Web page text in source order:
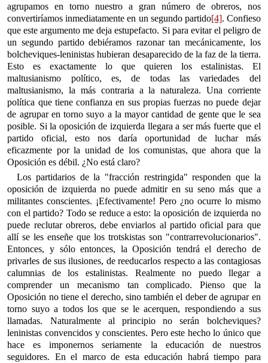
agrupamos en torno nuestro a gran número de obreros, nos
convertiríamos inmediatamente en un segundo partido[4]. Confieso
que este argumento me deja estupefacto. Si para evitar el peligro de
un segundo partido debiéramos razonar tan mecánicamente, los
bolcheviques-leninistas hubieran desaparecido de la faz de la tierra.
Esto es exactamente lo que quieren los estalinistas. El
maltusianismo político, es, de todas las variedades del
maltusianismo, la más contraria a la naturaleza. Una corriente
política que tiene confianza en sus propias fuerzas no puede dejar
de agrupar en torno suyo a la mayor cantidad de gente que le sea
posible. Si la oposición de izquierda llegara a ser más fuerte que el
partido oficial, esto nos daría oportunidad de luchar más
eficazmente por la unidad de los comunistas, que ahora que la
Oposición es débil. ¿No está claro?
Los partidarios de la "fracción restringida" responden que la
oposición de izquierda no puede admitir en su seno más que a
militantes conscientes. ¡Efectivamente! Pero ¿no ocurre lo mismo
con el partido? Todo se reduce a esto: la oposición de izquierda no
puede reclutar obreros, debe enviarlos al partido oficial para que
allí se les enseñe que los trotskistas son "contrarrevolucionarios".
Entonces, y sólo entonces, la Oposición tendrá el derecho de
privarles de sus ilusiones, de reeducarlos respecto a las contagiosas
calumnias de los estalinistas. Realmente no puedo llegar a
comprender un mecanismo tan complicado. Pienso que la
Oposición no tiene el derecho, sino también el deber de agrupar en
torno suyo a todos los que se le acerquen, respondiendo a sus
llamadas. Naturalmente al principio no serán bolcheviques?
leninistas convencidos y conscientes. Pero este hecho lo único que
hace es imponernos seriamente la educación de nuestros
seguidores. En el marco de esta educación habrá tiempo para